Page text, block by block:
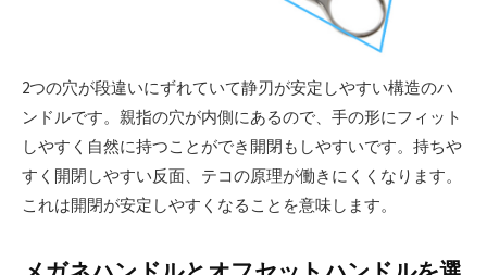
2つの穴が段違いにずれていて静刃が安定しやすい構造のハ
ンドルです。親指の穴が内側にあるので、手の形にフィット
しやすく自然に持つことができ開閉もしやすいです。持ちや
すく開閉しやすい反面、テコの原理が働きにくくなります。
これは開閉が安定しやすくなることを意味します。